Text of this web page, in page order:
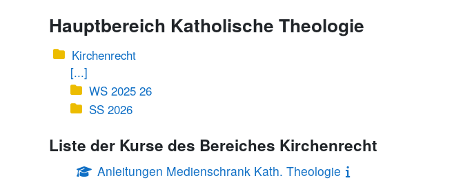
Hauptbereich Katholische Theologie
Kirchenrecht
[...]
WS 2025 26
SS 2026
Liste der Kurse des Bereiches Kirchenrecht
Anleitungen Medienschrank Kath. Theologie